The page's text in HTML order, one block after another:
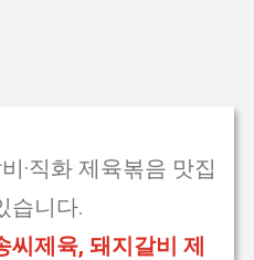
·직화 제육볶음 맛집
습니다.
씨제육, 돼지갈비 제